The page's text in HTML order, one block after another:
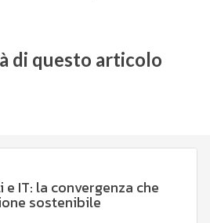
di questo articolo
IT: la convergenza che
sostenibile